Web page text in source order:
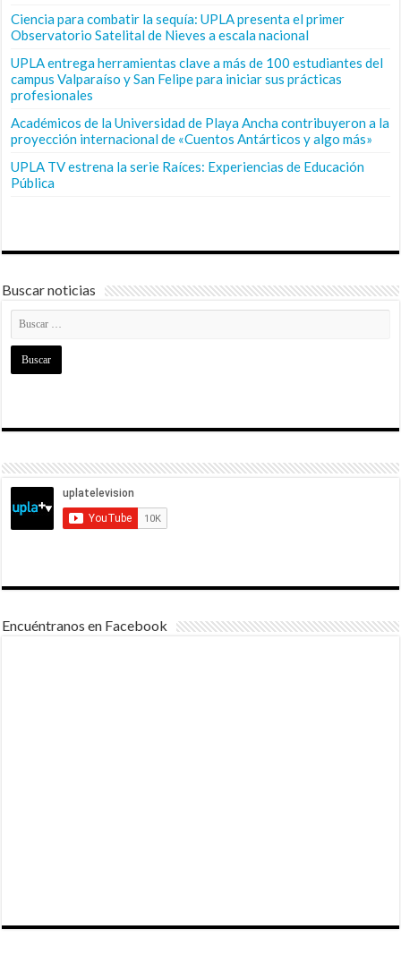
Ciencia para combatir la sequía: UPLA presenta el primer
Observatorio Satelital de Nieves a escala nacional
UPLA entrega herramientas clave a más de 100 estudiantes del
campus Valparaíso y San Felipe para iniciar sus prácticas
profesionales
Académicos de la Universidad de Playa Ancha contribuyeron a la
proyección internacional de «Cuentos Antárticos y algo más»
UPLA TV estrena la serie Raíces: Experiencias de Educación
Pública
Buscar noticias
Encuéntranos en Facebook